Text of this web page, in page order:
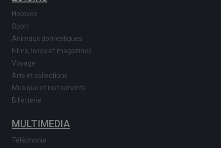
Hobbies
Sport
Animaux domestiques
Films, livres et magazines
Voyage
Arts et collections
Musique et instruments
Billetterie
MULTIMEDIA
Téléphonie